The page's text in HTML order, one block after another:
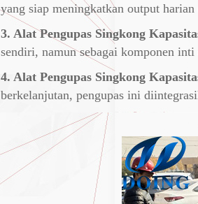
yang siap meningkatkan output
3. Alat Pengupas Singkong
sendiri, namun sebagai komponen
4. Alat Pengupas Singkong
berkelanjutan, pengupas ini